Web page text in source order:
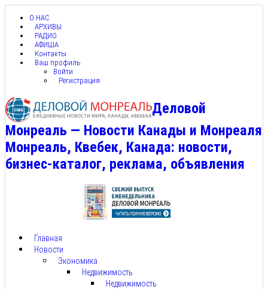
О НАС
АРХИВЫ
РАДИО
АФИША
Контакты
Ваш профиль
Войти
Регистрация
Деловой
Монреаль — Новости Канады и Монреаля
Монреаль, Квебек, Канада: новости,
бизнес-каталог, реклама, объявления
Главная
Новости
Экономика
Недвижимость
Недвижимость